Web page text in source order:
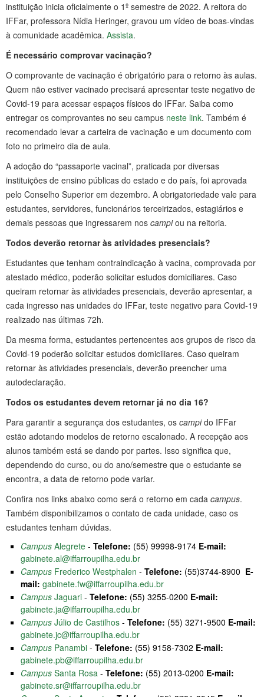
instituição inicia oficialmente o 1º semestre de 2022. A reitora do
IFFar, professora Nídia Heringer, gravou um vídeo de boas-vindas
à comunidade acadêmica. Assista.
É necessário comprovar vacinação?
O comprovante de vacinação é obrigatório para o retorno às aulas.
Quem não estiver vacinado precisará apresentar teste negativo de
Covid-19 para acessar espaços físicos do IFFar. Saiba como
entregar os comprovantes no seu campus neste link. Também é
recomendado levar a carteira de vacinação e um documento com
foto no primeiro dia de aula.
A adoção do “passaporte vacinal”, praticada por diversas
instituições de ensino públicas do estado e do país, foi aprovada
pelo Conselho Superior em dezembro. A obrigatoriedade vale para
estudantes, servidores, funcionários terceirizados, estagiários e
demais pessoas que ingressarem nos campiou na reitoria.
Todos deverão retornar às atividades presenciais?
Estudantes que tenham contraindicação à vacina, comprovada por
atestado médico, poderão solicitar estudos domiciliares. Caso
queiram retornar às atividades presenciais, deverão apresentar, a
cada ingresso nas unidades do IFFar, teste negativo para Covid-19
realizado nas últimas 72h.
Da mesma forma, estudantes pertencentes aos grupos de risco da
Covid-19 poderão solicitar estudos domiciliares. Caso queiram
retornar às atividades presenciais, deverão preencher uma
autodeclaração.
Todos os estudantes devem retornar já no dia 16?
Para garantir a segurança dos estudantes, os campido IFFar
estão adotando modelos de retorno escalonado. A recepção aos
alunos também está se dando por partes. Isso significa que,
dependendo do curso, ou do ano/semestre que o estudante se
encontra, a data de retorno pode variar.
Confira nos links abaixo como será o retorno em cada campus.
Também disponibilizamos o contato de cada unidade, caso os
estudantes tenham dúvidas.
Campus Alegrete - Telefone: (55) 99998-9174 E-mail:
gabinete.al@iffarroupilha.edu.br
Campus Frederico Westphalen - Telefone: (55)3744-8900 E-
mail: gabinete.fw@iffarroupilha.edu.br
Campus Jaguari - Telefone: (55) 3255-0200 E-mail:
gabinete.ja@iffarroupilha.edu.br
Campus Júlio de Castilhos - Telefone: (55) 3271-9500 E-mail:
gabinete.jc@iffarroupilha.edu.br
Campus Panambi - Telefone: (55) 9158-7302 E-mail:
gabinete.pb@iffarroupilha.edu.br
Campus Santa Rosa - Telefone: (55) 2013-0200 E-mail:
gabinete.sr@iffarroupilha.edu.br